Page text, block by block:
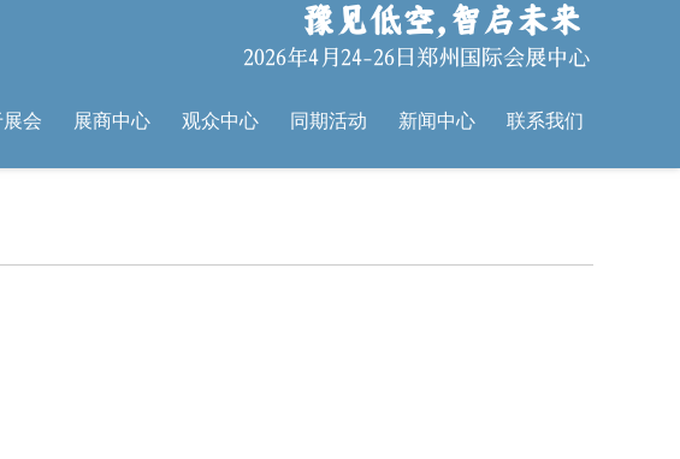
会 展商中心 观众中心 同期活动 新闻中心 联系我们